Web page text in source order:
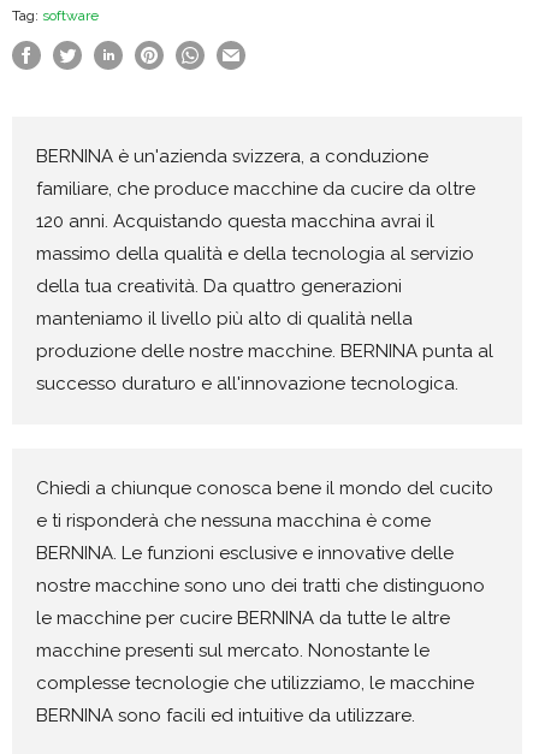
Tag: software
BERNINA è un'azienda svizzera, a conduzione
familiare, che produce macchine da cucire da oltre
120 anni. Acquistando questa macchina avrai il
massimo della qualità e della tecnologia al servizio
della tua creatività. Da quattro generazioni
manteniamo il livello più alto di qualità nella
produzione delle nostre macchine. BERNINA punta al
successo duraturo e all'innovazione tecnologica.
Chiedi a chiunque conosca bene il mondo del cucito
e ti risponderà che nessuna macchina è come
BERNINA. Le funzioni esclusive e innovative delle
nostre macchine sono uno dei tratti che distinguono
le macchine per cucire BERNINA da tutte le altre
macchine presenti sul mercato. Nonostante le
complesse tecnologie che utilizziamo, le macchine
BERNINA sono facili ed intuitive da utilizzare.